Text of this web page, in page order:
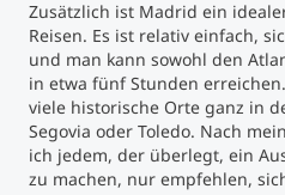
Zusätzlich ist Madrid ein
Reisen. Es ist relativ einfach,
und man kann sowohl den
in etwa fünf Stunden
viele historische Orte ganz in
Segovia oder Toledo. Nach
ich jedem, der überlegt, ein
zu machen, nur empfehlen,